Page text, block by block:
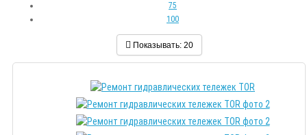
75
100
Показывать: 20